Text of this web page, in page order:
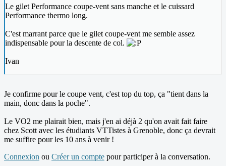
Le gilet Performance coupe-vent sans manche et le cuissard
Performance thermo long.
C'est marrant parce que le gilet coupe-vent me semble assez
indispensable pour la descente de col.
Ivan
Je confirme pour le coupe vent, c'est top du top, ça "tient dans la
main, donc dans la poche".
Le VO2 me plairait bien, mais j'en ai déjà 2 qu'on avait fait faire
chez Scott avec les étudiants VTTistes à Grenoble, donc ça devrait
me suffire pour les 10 ans à venir !
Connexion ou Créer un compte pour participer à la conversation.